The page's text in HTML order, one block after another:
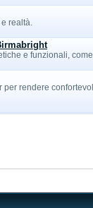
realtà.
e funzionali,
rendere